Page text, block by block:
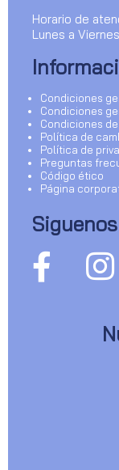
Horario de
Lunes a
Condiciones
Condiciones
Condiciones
Política de
Política de
Preguntas
Código ético
Página